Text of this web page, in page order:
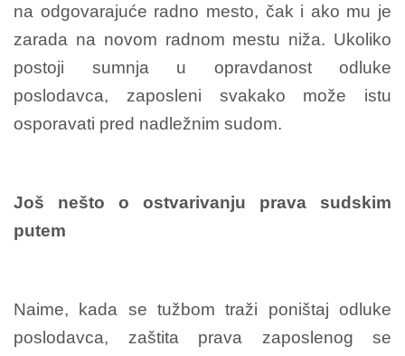
na odgovarajuće radno mesto, čak i ako mu je
zarada na novom radnom mestu niža. Ukoliko
postoji sumnja u opravdanost odluke
poslodavca, zaposleni svakako može istu
osporavati pred nadležnim sudom.
Još nešto o ostvarivanju prava sudskim
putem
Naime, kada se tužbom traži poništaj odluke
poslodavca, zaštita prava zaposlenog se